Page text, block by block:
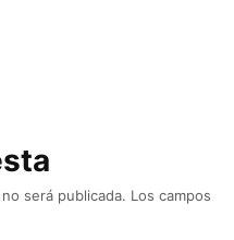
será publicada. Los campos